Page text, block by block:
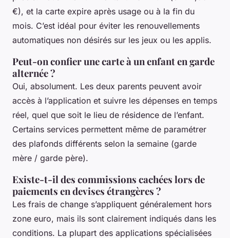
€), et la carte expire après usage ou à la fin du
mois. C’est idéal pour éviter les renouvellements
automatiques non désirés sur les jeux ou les applis.
Peut-on confier une carte à un enfant en garde
alternée ?
Oui, absolument. Les deux parents peuvent avoir
accès à l’application et suivre les dépenses en temps
réel, quel que soit le lieu de résidence de l’enfant.
Certains services permettent même de paramétrer
des plafonds différents selon la semaine (garde
mère / garde père).
Existe-t-il des commissions cachées lors de
paiements en devises étrangères ?
Les frais de change s’appliquent généralement hors
zone euro, mais ils sont clairement indiqués dans les
conditions. La plupart des applications spécialisées